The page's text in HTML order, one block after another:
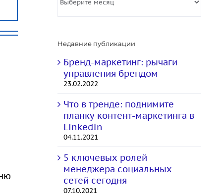
Недавние публикации
Бренд-маркетинг: рычаги
управления брендом
23.02.2022
Что в тренде: поднимите
планку контент-маркетинга в
LinkedIn
04.11.2021
5 ключевых ролей
менеджера социальных
сетей сегодня
07.10.2021